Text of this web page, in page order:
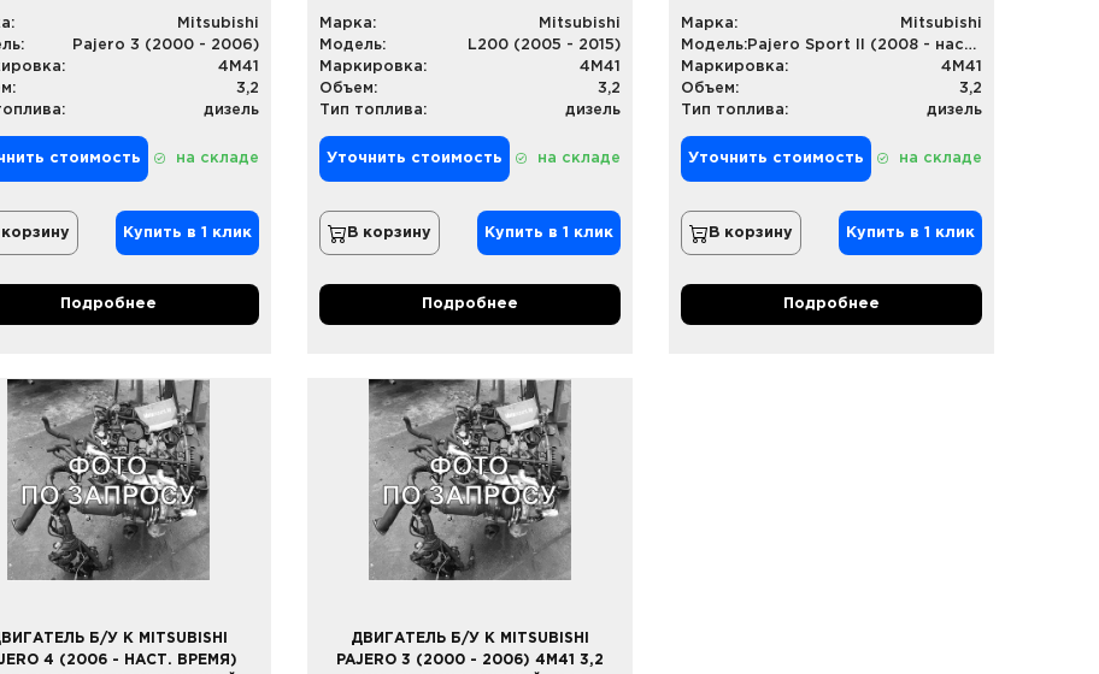
Mitsubishi
Pajero 3 (2000 - 2006)
4M41
3,2
дизель
стоимость на складе
корзину Купить в 1 клик
Подробнее
Марка:
Mitsubishi
Модель:
L200 (2005 - 2015)
Маркировка:
4M41
Объем:
3,2
Тип топлива:
дизель
Уточнить стоимость на складе
В корзину Купить в 1 клик
Подробнее
Марка:
Mitsubishi
Модель:
Pajero Sport II (2008 - наст. время)
Маркировка:
4M41
Объем:
3,2
Тип топлива:
дизель
Уточнить стоимость на складе
В корзину Купить в 1 клик
Подробнее
Б/У К MITSUBISHI
4 (2006 - НАСТ. ВРЕМЯ)
ДВИГАТЕЛЬ Б/У К MITSUBISHI
PAJERO 3 (2000 - 2006) 4M41 3,2